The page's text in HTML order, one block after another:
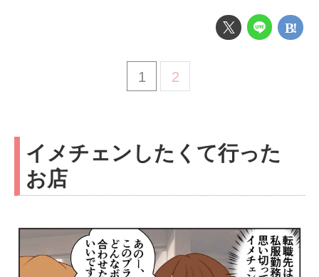
1 2
イメチェンしたくて行った
お店